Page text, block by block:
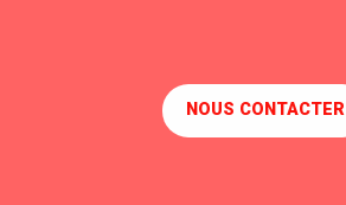
NOUS CONTACTER